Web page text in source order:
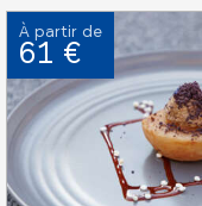
À partir de
61 €